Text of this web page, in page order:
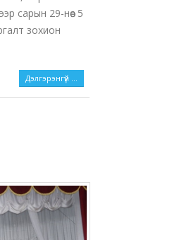
сарын 29-нөөс 5
зохион
Дэлгэрэнгүй ...